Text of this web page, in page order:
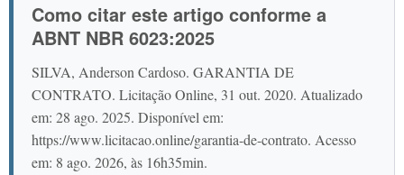
Como citar este artigo conforme a
ABNT NBR 6023:2025
SILVA, Anderson Cardoso. GARANTIA DE
CONTRATO. Licitação Online, 31 out. 2020. Atualizado
em: 28 ago. 2025. Disponível em:
https://www.licitacao.online/garantia-de-contrato. Acesso
em: 8 ago. 2026, às 16h35min.